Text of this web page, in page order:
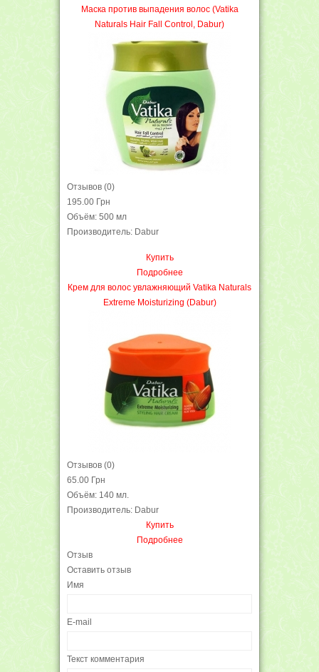
Маска против выпадения волос (Vatika
Naturals Hair Fall Control, Dabur)
Отзывов (0)
195.00 Грн
Объём: 500 мл
Производитель: Dabur
Купить
Подробнее
Крем для волос увлажняющий Vatika Naturals
Extreme Moisturizing (Dabur)
Отзывов (0)
65.00 Грн
Объём: 140 мл.
Производитель: Dabur
Купить
Подробнее
Отзыв
Оставить отзыв
Имя
E-mail
Текст комментария